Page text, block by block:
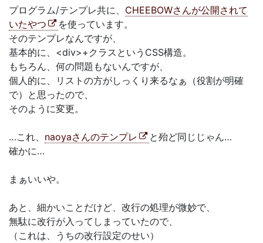
プログラム/テンプレ共に、 CHEEBOWさんが公開されて
いたやつ
を使っています。
そのテンプレなんですが、
基本的に、<div>+クラスというCSS構造。
もちろん、何の問題もないんですが、
個人的に、リストの方がしっくり来るなぁ（役割が明確
で）と思ったので、
そのように変更。
…これ、 naoyaさんのテンプレ
と殆ど同じじゃん…
確かに…
まぁいいや。
あと、細かいことだけど、改行の処理が微妙で、
無駄に改行が入ってしまっていたので、
（これは、うちの改行設定のせい）